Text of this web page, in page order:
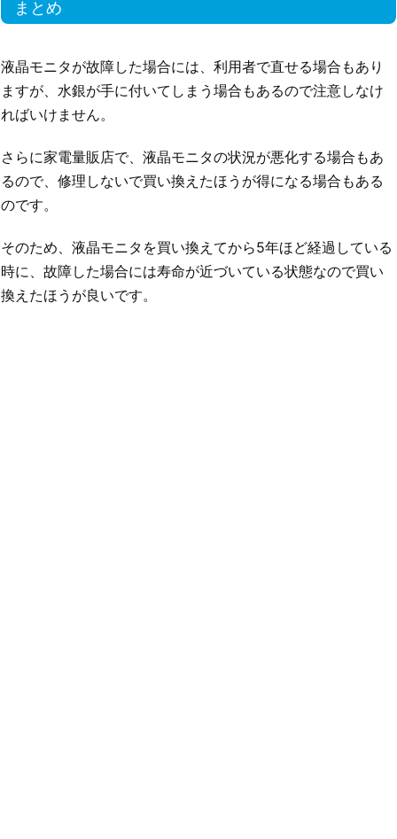
まとめ
液晶モニタが故障した場合には、利用者で直せる場合もあり
ますが、水銀が手に付いてしまう場合もあるので注意しなけ
ればいけません。
さらに家電量販店で、液晶モニタの状況が悪化する場合もあ
るので、修理しないで買い換えたほうが得になる場合もある
のです。
そのため、液晶モニタを買い換えてから5年ほど経過している
時に、故障した場合には寿命が近づいている状態なので買い
換えたほうが良いです。